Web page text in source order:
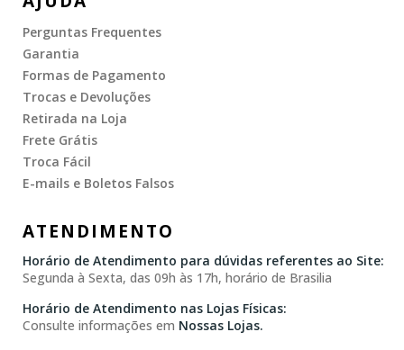
Perguntas Frequentes
Garantia
Formas de Pagamento
Trocas e Devoluções
Retirada na Loja
Frete Grátis
Troca Fácil
E-mails e Boletos Falsos
ATENDIMENTO
Horário de Atendimento para dúvidas referentes ao Site:
Segunda à Sexta, das 09h às 17h, horário de Brasilia
Horário de Atendimento nas Lojas Físicas:
Consulte informações em Nossas Lojas.